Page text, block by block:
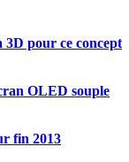
3D pour ce concept
OLED souple
fin 2013